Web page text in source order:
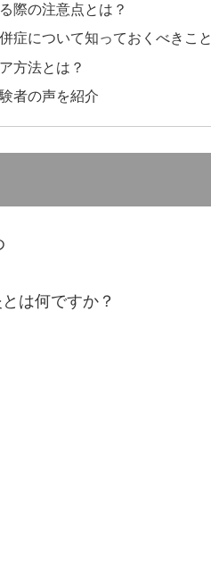
際の注意点とは？
症について知っておくべきこと
方法とは？
者の声を紹介